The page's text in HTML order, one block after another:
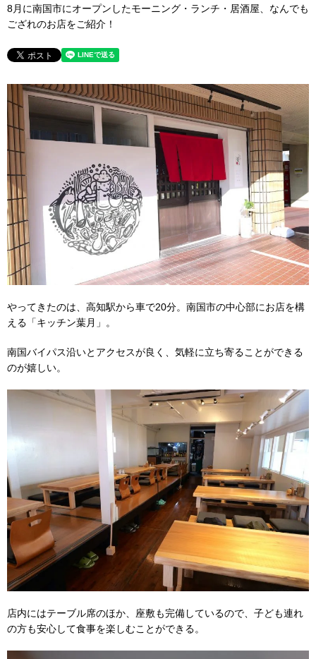
8月に南国市にオープンしたモーニング・ランチ・居酒屋、なんでも
ござれのお店をご紹介！
やってきたのは、高知駅から車で20分。南国市の中心部にお店を構
える「キッチン葉月」。
南国バイパス沿いとアクセスが良く、気軽に立ち寄ることができる
のが嬉しい。
店内にはテーブル席のほか、座敷も完備しているので、子ども連れ
の方も安心して食事を楽しむことができる。